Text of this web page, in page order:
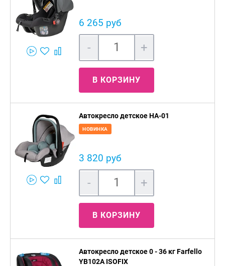
6 265 руб
- +
В КОРЗИНУ
Автокресло детское HA-01
НОВИНКА
3 820 руб
- +
В КОРЗИНУ
Автокресло детское 0 - 36 кг Farfello
YB102A ISOFIX